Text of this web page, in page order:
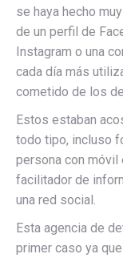
se haya hecho
de un perfil de
Instagram o una
cada día más
cometido de los
Estos estaban
todo tipo, incluso
persona con móvil
facilitador de
una red social.
Esta agencia de
primer caso ya